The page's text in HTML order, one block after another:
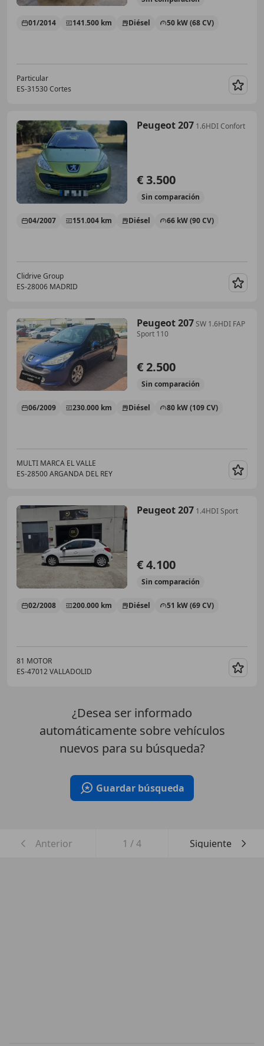
01/2014 141.500 km Diésel 50 kW (68 CV)
Particular
ES-31530 Cortes
Peugeot 207 1.6HDI Confort
€ 3.500
Sin comparación
04/2007 151.004 km Diésel 66 kW (90 CV)
Clidrive Group
ES-28006 MADRID
Peugeot 207SW 1.6HDI FAP
Sport 110
€ 2.500
Sin comparación
06/2009 230.000 km Diésel 80 kW (109 CV)
MULTI MARCA EL VALLE
ES-28500 ARGANDA DEL REY
Peugeot 207 1.4HDI Sport
€ 4.100
Sin comparación
02/2008 200.000 km Diésel 51 kW (69 CV)
81 MOTOR
ES-47012 VALLADOLID
¿Desea ser informado
automáticamente sobre vehículos
nuevos para su búsqueda?
Guardar búsqueda
Anterior 1 /4 Siguiente